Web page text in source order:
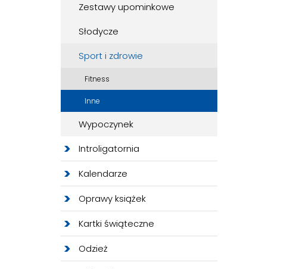
Zestawy upominkowe
Słodycze
Sport i zdrowie
Fitness
Inne
Wypoczynek
Introligatornia
Kalendarze
Oprawy książek
Kartki świąteczne
Odzież